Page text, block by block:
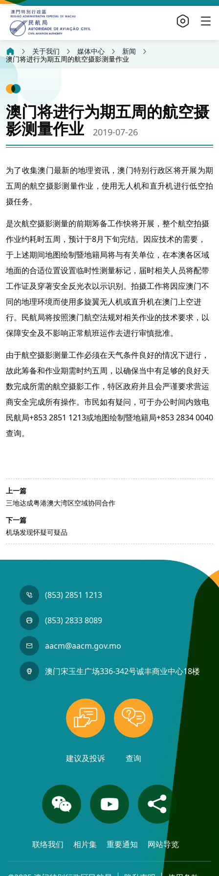
关于我们 媒体中心
新闻
澳门将进行为期五周的航空摄影测量作业
澳门将进行为期五周的航空摄
影测量作业
2019-07-26
为了收集澳门最新的地理资讯，澳门特别行政区将开展为期
五周的航空摄影测量作业，使用无人机和直升机进行低空拍
摄任务。
是次航空摄影测量的前期筹备工作快将开展，整个航空拍摄
作业约耗时五周，预计于8月下旬完结。因应技术的需要，
于上述期间地图绘制暨地籍局将与有关单位，在本澳各区域
地面的合适位置设置临时性测量标记，届时相关人员将配带
工作证及穿著安全反光衣以示识别。拍摄工作将因应澳门不
同的地理环境而使用多旋翼无人机或直升机在澳门上空进
行。民航局将按照澳门航空法规对相关作业的技术要求，以
保障安全及不影响正常航班运作去进行审慎批准。
由于航空摄影测量工作必须在天气条件良好的情况下进行，
故此筹备和作业期需时约五周，以确保当中有足够的良好天
数完成所需的航空摄影工作，特区政府并且会严谨要求营运
商安全完成所有操作。市民如有疑问，可于办公时间内致电
民航局+853 2851 1213或地图绘制暨地籍局+853 2834 0040
查询。
上一篇
三地达成粤港澳大湾区空域协同合作
下一篇
机场发现怀疑可疑品
(853) 2851 1213
(853) 2833 8089
aacm@aacm.gov.mo
澳门宋玉生广场336-342号诚丰商业中心18楼
建议及投诉 查询
联络我们 相片集 重要通知 网站导览